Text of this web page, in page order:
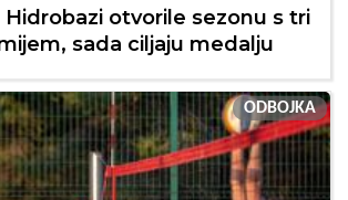
Hidrobazi otvorile sezonu s tri
sada ciljaju medalju
ODBOJKA